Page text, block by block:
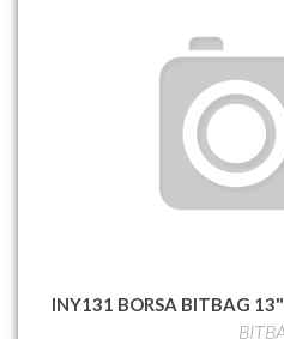
INY131 BORSA BITBAG